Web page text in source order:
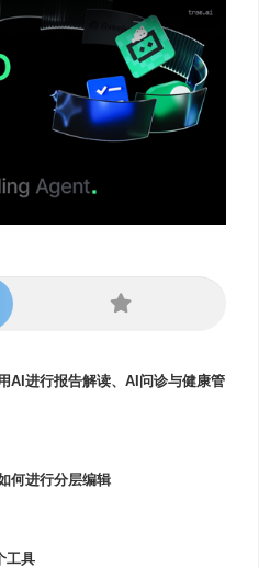
AI进行报告解读、AI问诊与健康管
何进行分层编辑
工具